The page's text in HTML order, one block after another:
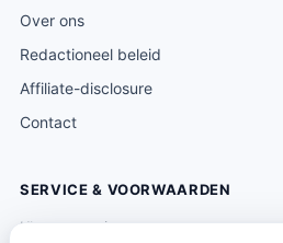
Over ons
Redactioneel beleid
Affiliate-disclosure
Contact
SERVICE & VOORWAARDEN
Klantenservice